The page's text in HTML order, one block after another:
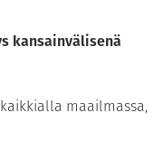
kansainvälisenä
maailmassa,